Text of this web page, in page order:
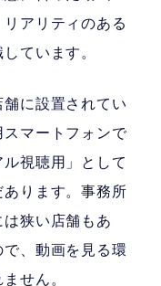
アリティのある
ています。
に設置されてい
スマートフォンで
視聴用」として
ります。事務所
狭い店舗もあ
、動画を見る環
せん。